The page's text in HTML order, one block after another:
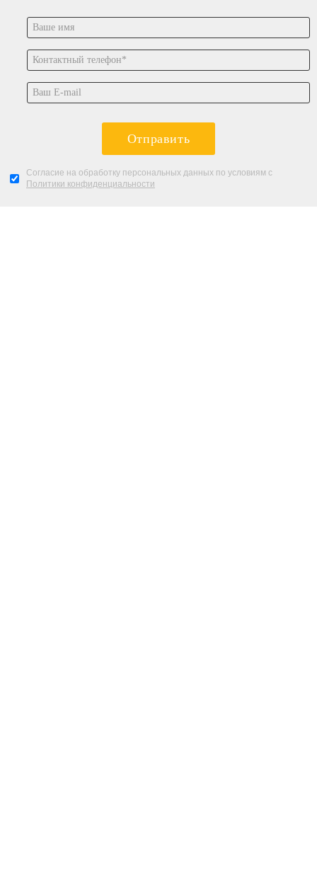
Отправить
Согласие на обработку персональных данных по условиям с
Политики конфиденциальности